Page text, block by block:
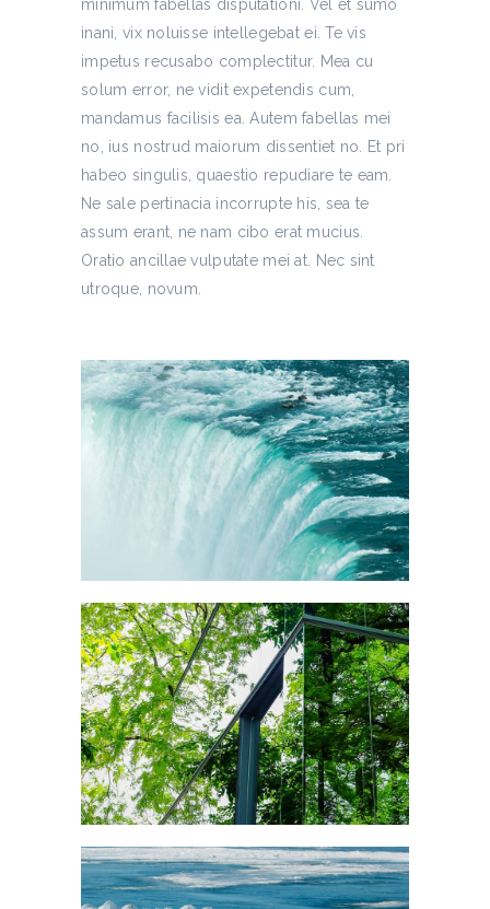
minimum fabellas disputationi. Vel et sumo
inani, vix noluisse intellegebat ei. Te vis
impetus recusabo complectitur. Mea cu
solum error, ne vidit expetendis cum,
mandamus facilisis ea. Autem fabellas mei
no, ius nostrud maiorum dissentiet no. Et pri
habeo singulis, quaestio repudiare te eam.
Ne sale pertinacia incorrupte his, sea te
assum erant, ne nam cibo erat mucius.
Oratio ancillae vulputate mei at. Nec sint
utroque, novum.